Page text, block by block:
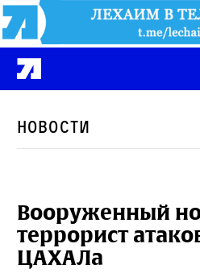
Новости
Вооруженный
террорист
ЦАХАЛа